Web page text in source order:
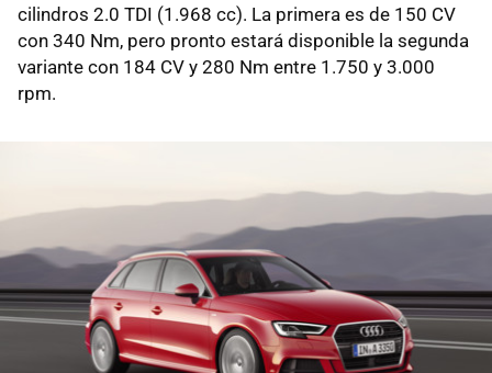
cilindros 2.0 TDI (1.968 cc). La primera es de 150 CV
con 340 Nm, pero pronto estará disponible la segunda
variante con 184 CV y 280 Nm entre 1.750 y 3.000
rpm.